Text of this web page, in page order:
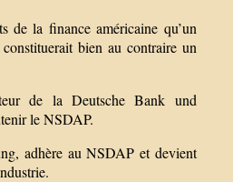
de la finance américaine qu’un
bien au contraire un
de la Deutsche Bank und
le NSDAP.
adhère au NSDAP et devient